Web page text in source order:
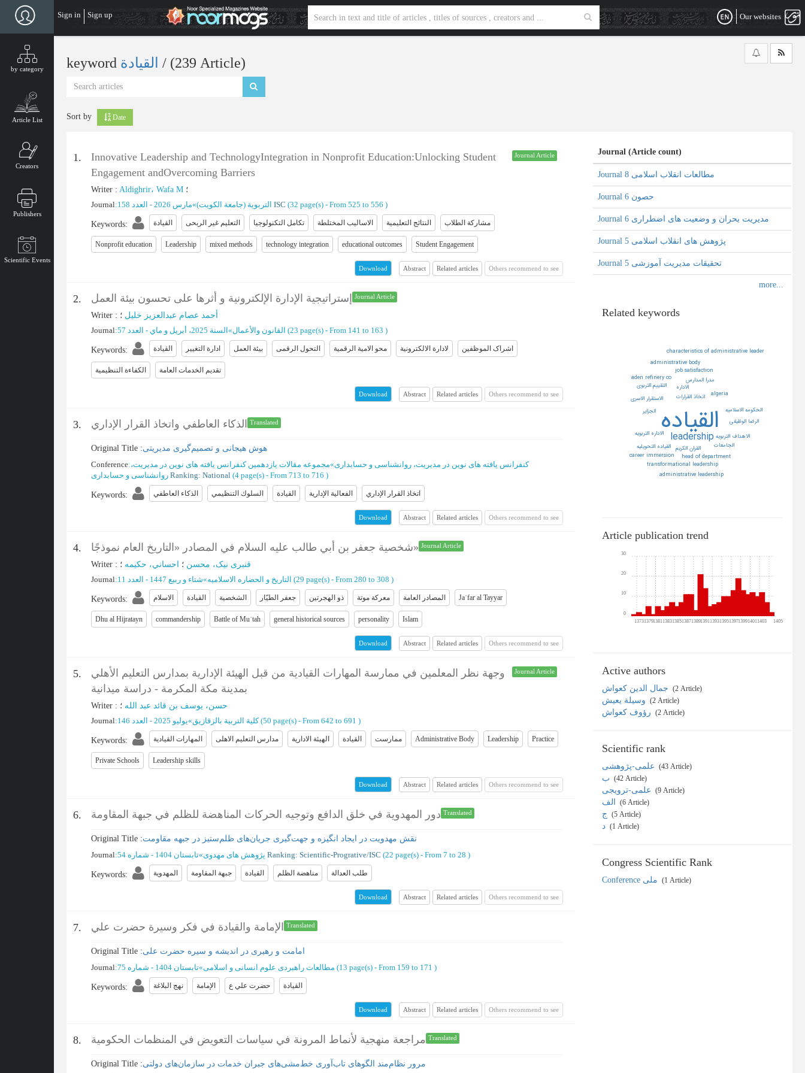
Sign in Sign up Our websites
by category
Article List
Creators
Publishers
Scientific Events
keyword ‎/ (239 Article)
Sort by Date
1.
Innovative Leadership and TechnologyIntegration in Nonprofit Education:Unlocking Student
Engagement andOvercoming Barriers
Journal Article
Writer : Aldighrir، Wafa M ؛
Journal: التربویة (جامعة الکویت)»مارس 2026 - العدد 158 ISC (‎32 page(s) - From 525 to 556 )
Keywords: القیادة التعلیم غیر الربحی تکامل التکنولوجیا الاسالیب المختلطة النتائج التعلیمیة مشارکة الطلاب
Nonprofit education Leadership mixed methods technology integration educational outcomes Student Engagement
Download Abstract Related articles Others recommend to see
2. إستراتیجیة الإدارة الإلکترونیة و أثرها علی تحسون بیئة العمل Journal Article
Writer : أحمد عصام عبدالعزیز خلیل ؛
Journal: القانون والأعمال» السنة 2025، أبریل و ماي - العدد 57 (‎23 page(s) - From 141 to 163 )
Keywords: القیادة ادارة التغییر بیئة العمل التحول الرقمی محو الامیة الرقمیة لادارة الالکترونیة اشراک الموظفین
الکفاءة التنظیمیة تقدیم الخدمات العامة
Download Abstract Related articles Others recommend to see
3. الذكاء العاطفي واتخاذ القرار الإداري Translated
Original Title :هوش هیجانی و تصمیم‌گیری مدیریتی
Conference: کنفرانس یافته های نوین در مدیریت، روانشناسی و حسابداری»مجموعه مقالات یازدهمین کنفرانس یافته های نوین در مدیریت،
روانشناسی و حسابداری Ranking: National (‎4 page(s) - From 713 to 716 )
Keywords: الذكاء العاطفي السلوك التنظيمي القيادة الفعالية الإدارية اتخاذ القرار الإداري
Download Abstract Related articles Others recommend to see
4. شخصية جعفر بن أبي طالب علیه السلام في المصادر «التاريخ العام نموذجًا» Journal Article
Writer : قنبری نیک، محسن ؛ احساني، حکیمه ؛
Journal: التاریخ و الحضاره الاسلامیه»شتاء و ربیع 1447 - العدد 11 (‎29 page(s) - From 280 to 308 )
Keywords: الاسلام القیادة الشخصیة جعفر الطیّار ذو الهجرتین معرکة موتة المصادر العامة Jaʿfar al Tayyar
Dhu al Hijratayn commandership Battle of Muʾtah general historical sources personality Islam
Download Abstract Related articles Others recommend to see
5.
وجهة نظر المعلمين في ممارسة المهارات القيادية من قبل الهيئة الإدارية بمدارس التعليم الأهلي
بمدينة مكة المكرمة - دراسة ميدانية
Journal Article
Writer : حسن، يوسف بن قائد عبد الله ؛
Journal: کلية التربية بالزقازيق»یولیو 2025 - العدد 146 (‎50 page(s) - From 642 to 691 )
Keywords: المهارات القیادیة مدارس التعلیم الاهلی الهیئة الاداریة القیادة ممارست Administrative Body Leadership Practice
Private Schools Leadership skills
Download Abstract Related articles Others recommend to see
6. دور المهدوية في خلق الدافع وتوجيه الحركات المناهضة للظلم في جبهة المقاومة Translated
Original Title :نقش مهدویت در ایجاد انگیزه و جهت‌گیری جریان‌های ظلم‌ستیز در جبهه مقاومت
Journal: پژوهش های مهدوی»تابستان 1404 - شماره 54 Ranking: Scientific-Progrative/ISC (‎22 page(s) - From 7 to 28 )
Keywords: المهدوية جبهة المقاومة القيادة مناهضة الظلم طلب العدالة
Download Abstract Related articles Others recommend to see
7. الإمامة والقيادة في فكر وسيرة حضرت علي Translated
Original Title :امامت و رهبری در اندیشه و سیره حضرت علی
Journal: مطالعات راهبردی علوم انسانی و اسلامی»تابستان 1404 - شماره 75 (‎13 page(s) - From 159 to 171 )
Keywords: نهج البلاغة الإمامة حضرت علي ع القيادة
Download Abstract Related articles Others recommend to see
8. مراجعة منهجية لأنماط المرونة في سياسات التعويض في المنظمات الحكومية Translated
Original Title :مرور نظام‌مند الگوهای تاب‌آوری خط‌مشی‌های جبران خدمات در سازمان‌های دولتی
Journal (Article count)
Journal مطالعات انقلاب اسلامی 8
Journal حصون 6
Journal مدیریت بحران و وضعیت های اضطراری 6
Journal پژوهش های انقلاب اسلامی 5
Journal تحقیقات مدیریت آموزشی 5
Related keywords
القياده
leadership
اتخاذ القرارات
الاداره
القران الكريم
مدرا المدارس
algeria
head of department
job satisfaction
transformational leadership
الاداره التربويه
الاستقرار الاسري
الاهداف التربويه
التقييم التربوي
الجامعات
الجزاير
الحكومه الاسلاميه
الرضا الوظيفي
القياده التحويليه
aden refinery co
administrative body
administrative leadership
career immersion
characteristics of administrative leader
Article publication trend
13731379138113831385138713891391139313951397139914011403 1405
0
10
20
30
Active authors
‎ (2 Article)
‎ (2 Article)
‎ (2 Article)
Scientific rank
‎ (43 Article)
‎ (42 Article)
‎ (9 Article)
‎ (6 Article)
‎ (5 Article)
‎ (1 Article)
Congress Scientific Rank
‎ (1 Article)